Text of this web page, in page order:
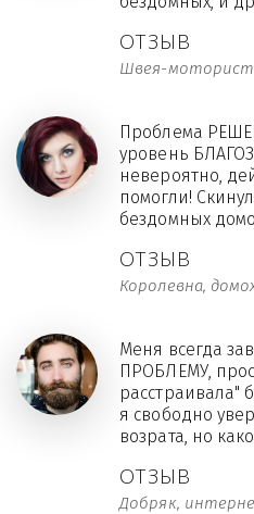
ОТЗЫВ
Швея-
ОТЗЫВ
Королевна,
Проблема
уровень
невероятно,
помогли!
бездомных
ОТЗЫВ
Добряк,
Меня всегда
ПРОБЛЕМУ,
расстраивала"
я свободно
возрата, но